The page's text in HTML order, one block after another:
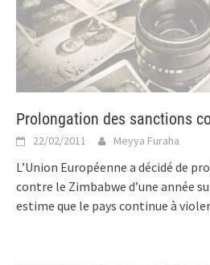
Prolongation des sanctions
22/02/2011 Meyya Furaha
L’Union Européenne a décidé de
contre le Zimbabwe d’une année
estime que le pays continue à violer